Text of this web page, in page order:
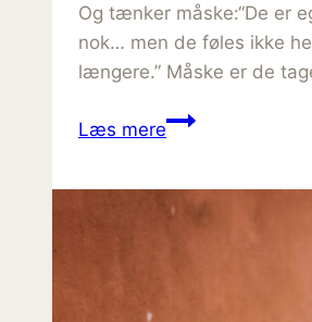
Og tænker måske:“De er
nok… men de føles ikke
længere.” Måske er de
Læs mereNår
ikke